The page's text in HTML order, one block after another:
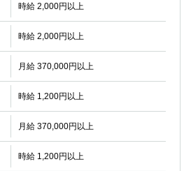
時給 2,000円以上
時給 2,000円以上
月給 370,000円以上
時給 1,200円以上
月給 370,000円以上
時給 1,200円以上